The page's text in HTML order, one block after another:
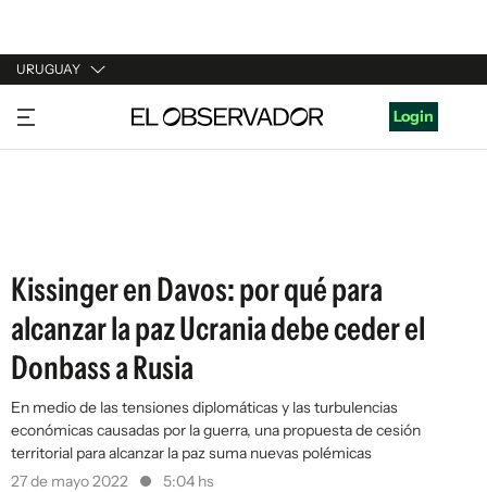
URUGUAY
URUGUAY
ARGENTINA
Login
Kissinger en Davos: por qué para
alcanzar la paz Ucrania debe ceder el
Donbass a Rusia
En medio de las tensiones diplomáticas y las turbulencias
económicas causadas por la guerra, una propuesta de cesión
territorial para alcanzar la paz suma nuevas polémicas
27 de mayo 2022
5:04 hs